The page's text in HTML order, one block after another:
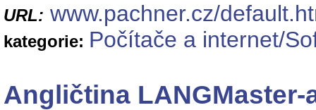
URL: www.pachner.cz/
kategorie: Počítače a internet/
Angličtina